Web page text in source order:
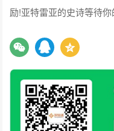
励!亚特雷亚的史诗等待